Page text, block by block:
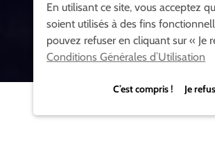
En utilisant ce site, vous acceptez
soient utilisés à des fins
pouvez refuser en cliquant sur « Je
Conditions Générales d’Utilisation
C’est compris ! Je